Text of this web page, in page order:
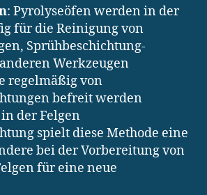
: Pyrolyseöfen werden in der
für die Reinigung von
Sprühbeschichtung-
Werkzeugen
regelmäßig von
befreit werden
der Felgen
spielt diese Methode eine
bei der Vorbereitung von
für eine neue